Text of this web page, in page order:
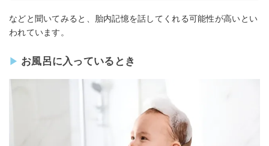
などと聞いてみると、胎内記憶を話してくれる可能性が高いとい
われています。
お風呂に入っているとき